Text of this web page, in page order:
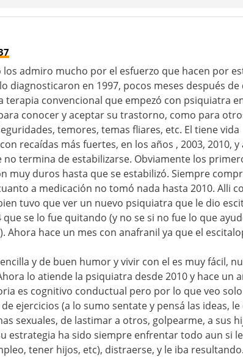
admiro mucho por el esfuerzo que hacen por
diagnosticaron en 1997, pocos meses después de
terapia convencional que empezó con psiquiatra
conocer y aceptar su trastorno, como para
temores, temas fliares, etc. El tiene vida
recaídas más fuertes, en los años , 2003, 2010, y
no termina de estabilizarse. Obviamente los
muy duros hasta que se estabilizó. Siempre
a medicación no tomó nada hasta 2010. Alli
tuvo que ver un nuevo psiquiatra que le dio
se lo fue quitando (y no se si no fue lo que
Ahora hace un mes con anafranil ya que el
y de buen humor y vivir con el es muy fácil,
lo atiende la psiquiatra desde 2010 y hace un
es cognitivo conductual pero por lo que veo
ejercicios (a lo sumo sentate y pensá las ideas, le
sexuales, de lastimar a otros, golpearme, a sus
estrategia ha sido siempre enfrentar todo aun si
tener hijos, etc), distraerse, y le iba